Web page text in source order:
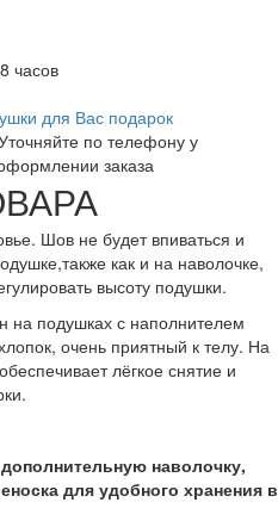
часов
для Вас подарок
по телефону у
заказа
Шов не будет впиваться и
как и на наволочке,
высоту подушки.
на подушках с наполнителем
очень приятный к телу. На
лёгкое снятие и
наволочку,
для удобного хранения в